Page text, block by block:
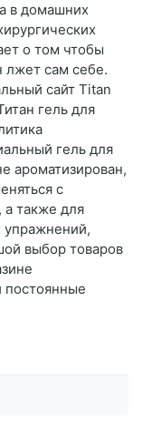
в домашних
о том чтобы
лжет сам себе.
сайт Titan
гель для
гель для
ароматизирован,
с
также для
упражнений,
выбор товаров
постоянные